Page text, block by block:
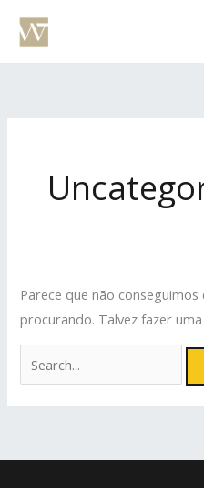
para
Parece que não
procurando. Talvez fazer
por: